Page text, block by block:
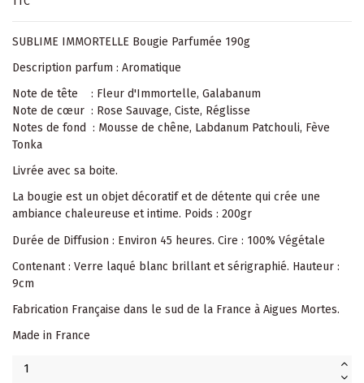
SUBLIME IMMORTELLE Bougie Parfumée 190g
Description parfum : Aromatique
Note de tête : Fleur d'Immortelle, Galabanum
Note de cœur : Rose Sauvage, Ciste, Réglisse
Notes de fond : Mousse de chêne, Labdanum Patchouli, Fève
Tonka
Livrée avec sa boite.
La bougie est un objet décoratif et de détente qui crée une
ambiance chaleureuse et intime. Poids : 200gr
Durée de Diffusion : Environ 45 heures. Cire : 100% Végétale
Contenant : Verre laqué blanc brillant et sérigraphié. Hauteur :
9cm
Fabrication Française dans le sud de la France à Aigues Mortes.
Made in France